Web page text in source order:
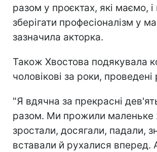
разом у проєктах, які маємо, і
зберігати професіоналізм у
зазначила акторка.
Також Хвостова подякувала
чоловікові за роки,
"Я вдячна за прекрасні
разом. Ми прожили маленьке
зростали, досягали, падали,
вставали й рухалися вперед.